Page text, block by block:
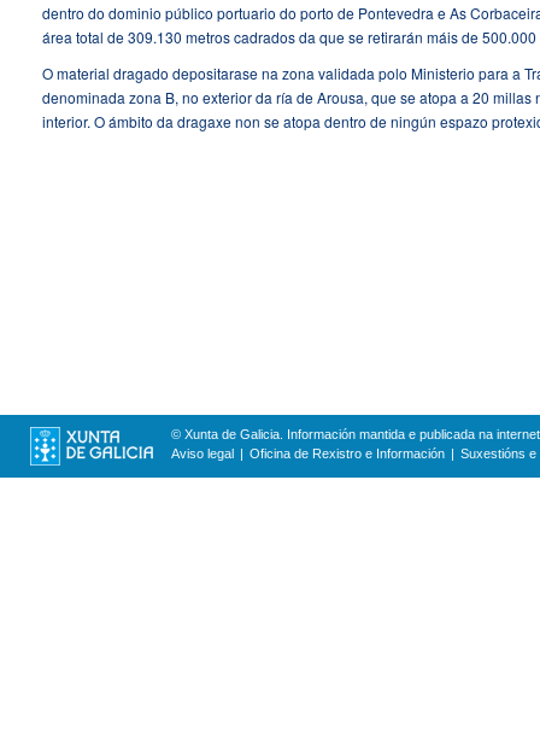
dentro do dominio público portuario do porto de Pontevedra e As
área total de 309.130 metros cadrados da que se retirarán máis de
O material dragado depositarase na zona validada polo Ministerio para a
denominada zona B, no exterior da ría de Arousa, que se atopa a 20
interior. O ámbito da dragaxe non se atopa dentro de ningún espazo
© Xunta de Galicia. Información mantida e publicada na
Aviso legal
Oficina de Rexistro e Información Suxestións e